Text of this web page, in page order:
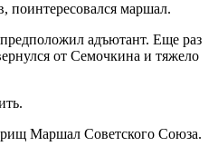
маршал.
адъютант. Еще раз
от Семочкина и тяжело
Маршал Советского Союза.